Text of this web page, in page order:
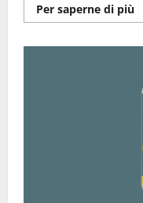
Per saperne di più